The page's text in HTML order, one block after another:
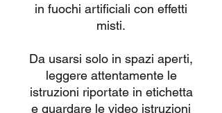
in fuochi artificiali con effetti
misti.
Da usarsi solo in spazi aperti,
leggere attentamente le
istruzioni riportate in etichetta
e guardare le video istruzioni